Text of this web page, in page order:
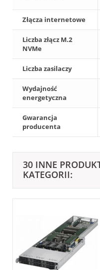
Złącza internetowe
Liczba złącz M.2
NVMe
Liczba zasilaczy
Wydajność
energetyczna
Gwarancja
producenta
30 INNE
KATEGORII: